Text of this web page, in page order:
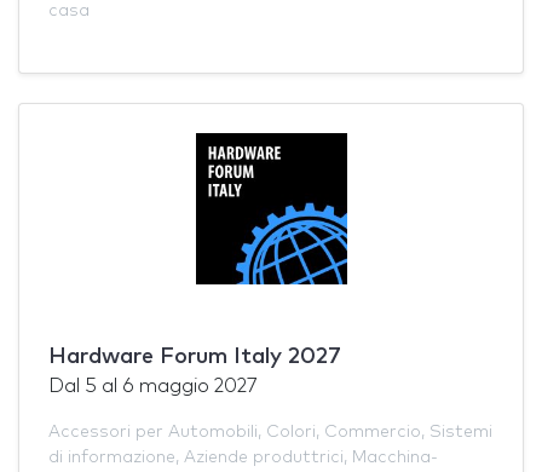
casa
Hardware Forum Italy 2027
Dal 5 al 6 maggio 2027
Accessori per Automobili, Colori, Commercio, Sistemi
di informazione, Aziende produttrici, Macchina-